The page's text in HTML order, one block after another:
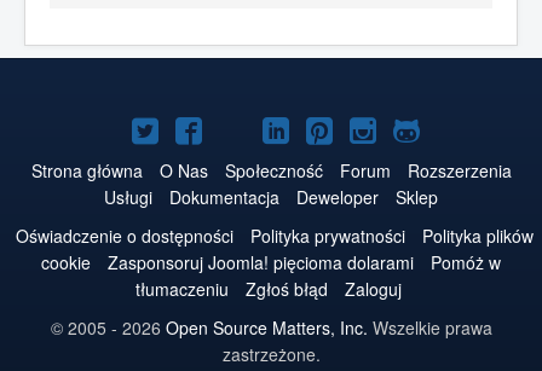
Joomla!
na
Twitterze
Joomla!
na
Facebooku
Joomla!
na
YouTube
Joomla!
na
LinkedIn
Joomla!
w
serwisie
Pinterest
Joomla!
na
Instagramie
Joomla!
na
GitHubie
Strona główna O Nas Społeczność Forum
Rozszerzenia
Usługi
Dokumentacja Deweloper
Sklep
Oświadczenie o dostępności
Polityka prywatności
Polityka plików
cookie
Zasponsoruj Joomla! pięcioma dolarami
Pomóż w
tłumaczeniu
Zgłoś błąd
Zaloguj
© 2005 - 2026 Open Source Matters, Inc. Wszelkie prawa
zastrzeżone.